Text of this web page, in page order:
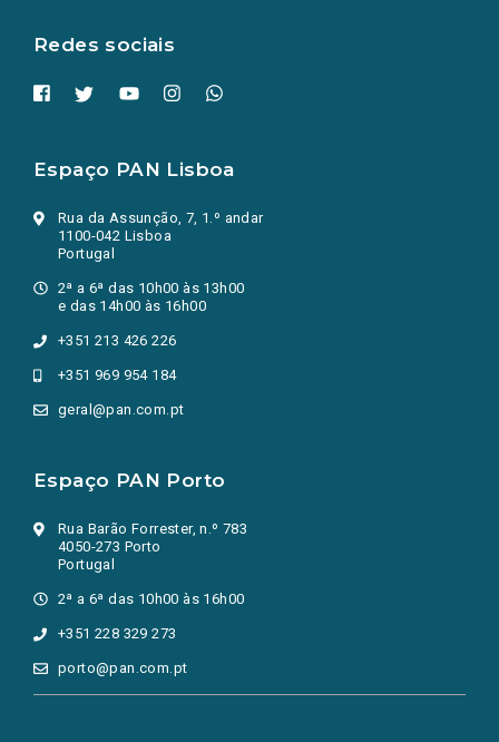
Redes sociais
Espaço PAN Lisboa
Rua da Assunção, 7, 1.º andar
1100-042 Lisboa
Portugal
2ª a 6ª das 10h00 às 13h00
e das 14h00 às 16h00
+351 213 426 226
+351 969 954 184
geral@pan.com.pt
Espaço PAN Porto
Rua Barão Forrester, n.º 783
4050-273 Porto
Portugal
2ª a 6ª das 10h00 às 16h00
+351 228 329 273
porto@pan.com.pt